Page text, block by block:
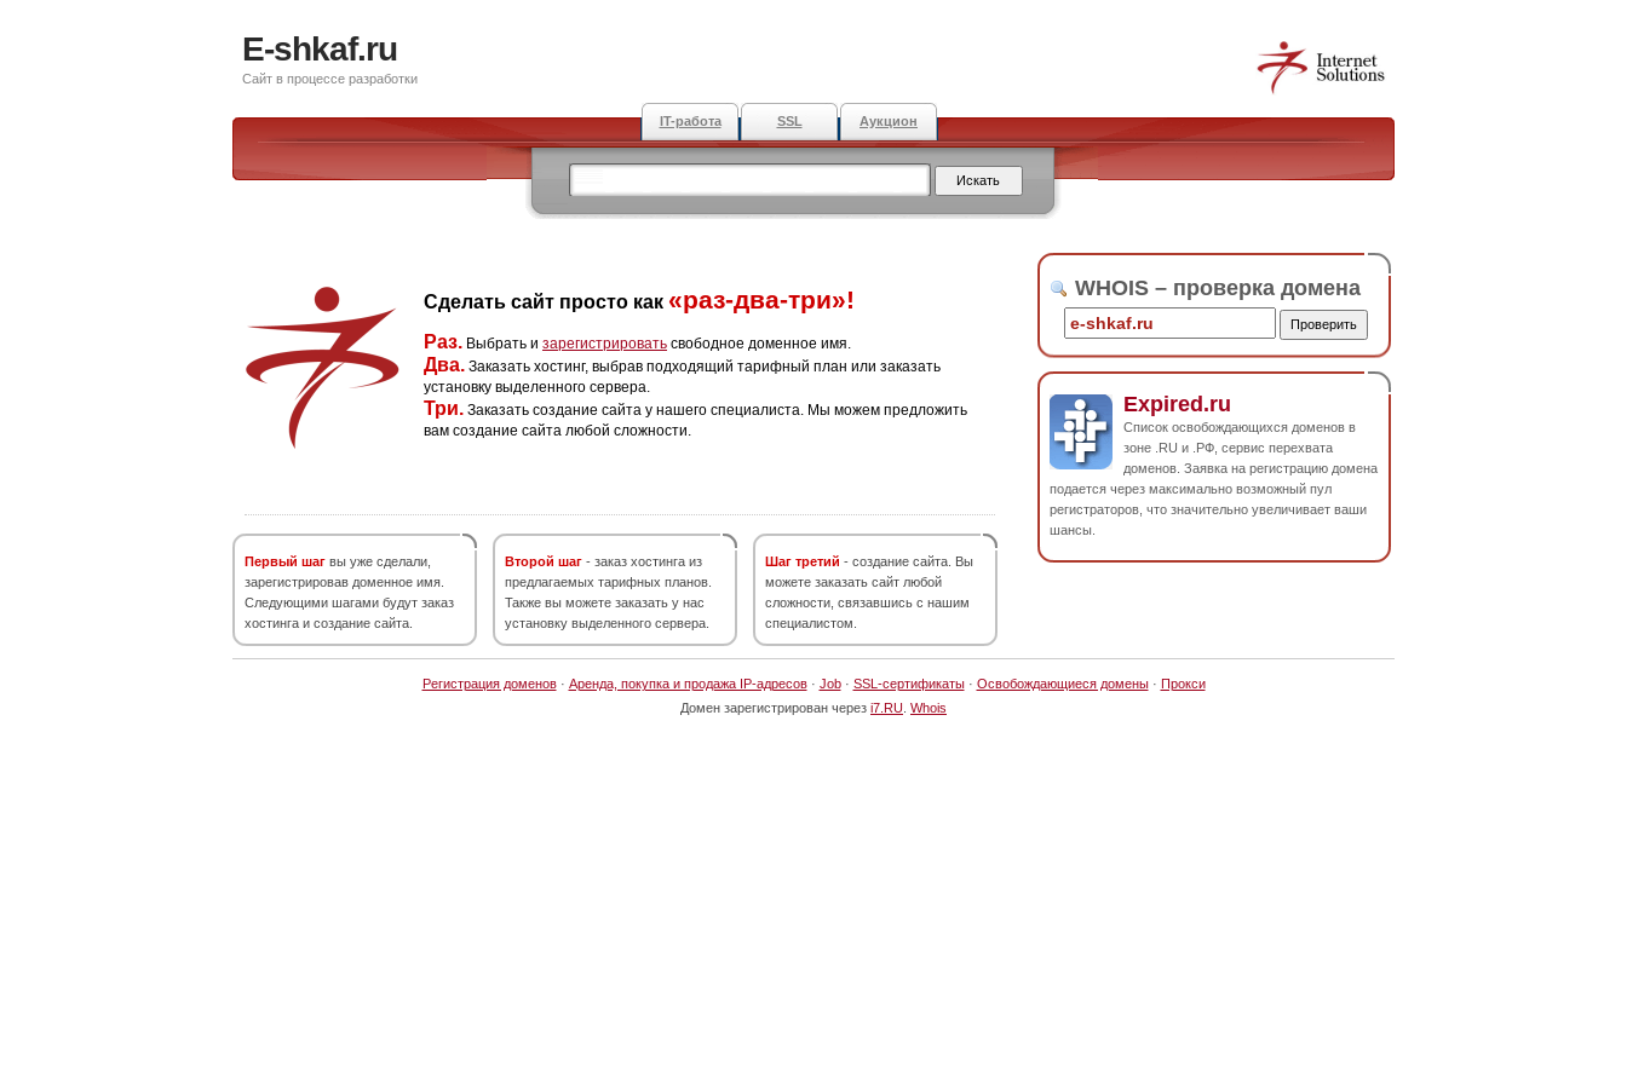
E-shkaf.ru
Сайт в процессе разработки
IT-работа SSL Аукцион
Сделать сайт просто как «раз-два-три»!
Раз. Выбрать и зарегистрировать свободное доменное имя.
Два. Заказать хостинг, выбрав подходящий тарифный план или заказать
установку выделенного сервера.
Три. Заказать создание сайта у нашего специалиста. Мы можем предложить
вам создание сайта любой сложности.
Первый шаг вы уже сделали,
зарегистрировав доменное имя.
Следующими шагами будут заказ
хостинга и создание сайта.
Второй шаг - заказ хостинга из
предлагаемых тарифных планов.
Также вы можете заказать у нас
установку выделенного сервера.
Шаг третий - создание сайта. Вы
можете заказать сайт любой
сложности, связавшись с нашим
специалистом.
WHOIS – проверка домена
Expired.ru
Список освобождающихся доменов в
зоне .RU и .РФ, сервис перехвата
доменов. Заявка на регистрацию домена
подается через максимально возможный пул
регистраторов, что значительно увеличивает ваши
шансы.
Регистрация доменов· Аренда, покупка и продажа IP-адресов· Job· SSL-сертификаты· Освобождающиеся домены· Прокси
Домен зарегистрирован через i7.RU Whois